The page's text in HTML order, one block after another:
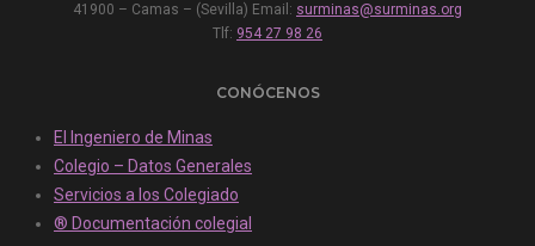
41900 – Camas – (Sevilla) Email: surminas@surminas.org
Tlf: 954 27 98 26
CONÓCENOS
El Ingeniero de Minas
Colegio – Datos Generales
Servicios a los Colegiado
® Documentación colegial